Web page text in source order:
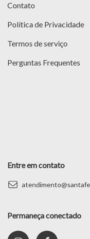
Contato
Política de Privacidade
Termos de serviço
Perguntas Frequentes
Entre em contato
Permaneça conectado